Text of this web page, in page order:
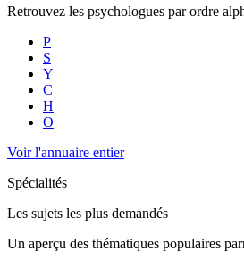
Retrouvez les psychologues par ordre
P
S
Y
C
H
O
Voir l'annuaire entier
Spécialités
Les sujets les plus demandés
Un aperçu des thématiques populaires